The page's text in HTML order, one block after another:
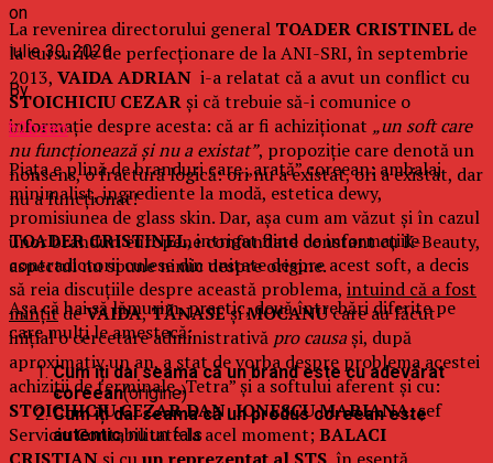
La revenirea directorului general TOADER CRISTINEL de
la cursurile de perfecționare de la ANI-SRI, în septembrie
2013, VAIDA ADRIAN i-a relatat că a avut un conflict cu
STOICHICIU CEZARși că trebuie să-i comunice o
informație despre acesta: că ar fi achiziționat „un soft care
nu funcționează și nu a existat”, propoziție care denotă un
nonsens, o fractură logică: ori nu a existat, ori a existat, dar
nu a funcționat!
TOADER CRISTINEL, intrigat fiind de informațiile
contradictorii culese din unitate despre acest soft, a decis
să reia discuțiile despre această problema, intuind că a fost
mințitdeVAIDA,TĂNASEșiMOCANUcare au făcut
inițial o cercetare administrativă pro causași, după
aproximativ un an, a stat de vorba despre problema acestei
achiziții de terminale „Tetra” și a softului aferent și cu:
STOICHICIU CEZAR DAN;IONESCU MARIANA, șef
Serviciu Contabilitate la acel moment;BALACI
on
iulie 30, 2026
By
b2bseo
Piața e plină de branduri care „arată” coreean: ambalaj
minimalist, ingrediente la modă, estetica dewy,
promisiunea de glass skin. Dar, așa cum am văzut și în cazul
unor branduri europene confundate constant cu K-Beauty,
aspectul nu spune nimic despre origine.
Așa că hai să lămurim, practic, două întrebări diferite pe
care mulți le amestecă:
Cum îți dai seama că un brand este cu adevărat
coreean(origine)
Cum îți dai seama că un produs coreean este
autentic, nu un fals